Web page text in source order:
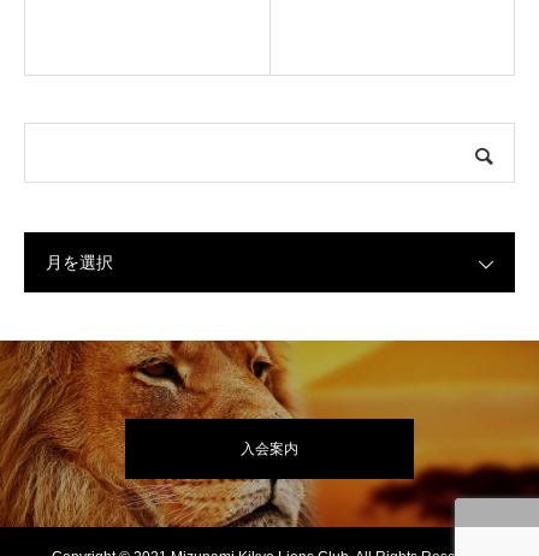
月を選択
入会案内